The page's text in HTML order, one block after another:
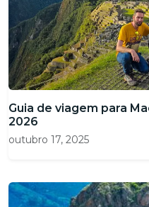
Guia de viagem para
2026
outubro 17, 2025